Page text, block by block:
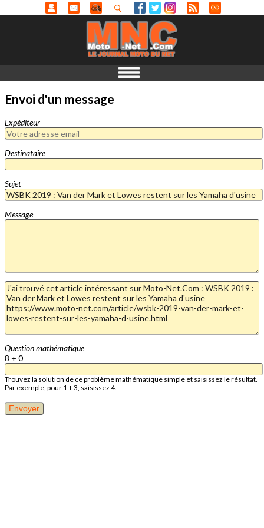
Envoi d'un message
Expéditeur
Destinataire
Sujet
Message
Question mathématique
8 + 0 =
Trouvez la solution de ce problème mathématique simple et saisissez le résultat.
Par exemple, pour 1 + 3, saisissez 4.